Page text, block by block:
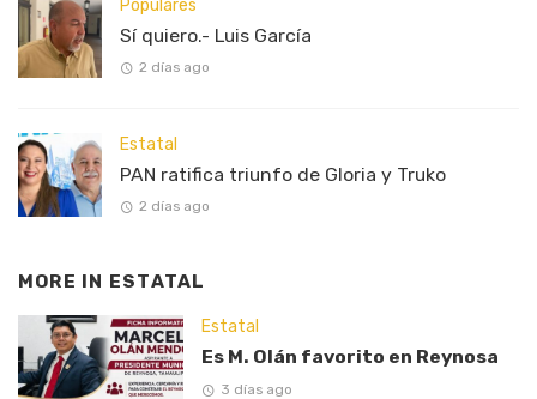
Populares
Sí quiero.- Luis García
2 días ago
Estatal
PAN ratifica triunfo de Gloria y Truko
2 días ago
MORE IN ESTATAL
Estatal
Es M. Olán favorito en Reynosa
3 días ago